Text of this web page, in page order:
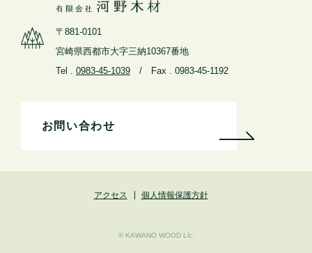
〒881-0101
宮崎県西都市大字三納10367番地
Tel . 0983-45-1039/ Fax . 0983-45-1192
お問い合わせ
アクセス 個人情報保護方針
©︎ KAWANO WOOD Llc.